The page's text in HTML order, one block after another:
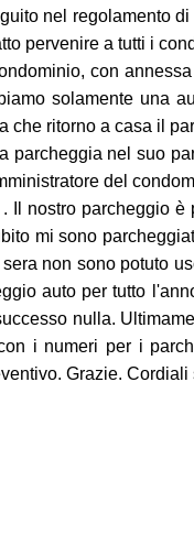
nel regolamento
pervenire a tutti i
con
solamente una
ritorno a casa il
nel suo
del
nostro parcheggio
mi sono
non sono potuto
auto per tutto
nulla.
i numeri per i
Grazie. Cordiali